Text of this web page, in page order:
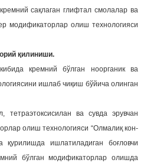
сақлаган глифтал смолалар ва
модификаторлар олиш технологияси
қилиниши.
кремний бўлган ноорганик ва
ишлаб чиқиш бўйича олинган
тетраэтоксисилан ва сувда эрувчан
олиш технологияси “Олмалиқ кон-
қурилишда ишлатиладиган боғловчи
бўлган модификаторлар олишда